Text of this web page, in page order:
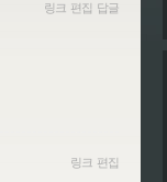
링크 편집 답글
링크 편집